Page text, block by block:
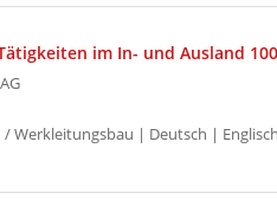
im In- und Ausland
/ Werkleitungsbau | Deutsch |